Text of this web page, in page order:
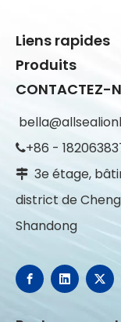
Liens rapides
Produits
CONTACTEZ-
+86 -
 3e étage,
district de
Shandong